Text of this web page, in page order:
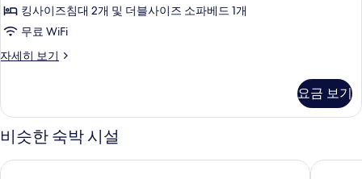
히
보
기
주
방,
바
전
(Ocean
View,
킹사이즈침대 2개 및 더블사이즈 소파베드 1개
무료 WiFi
자세히 보기
빌
2
개,
주
방,
바
요금 보기
비슷한 숙박 시설
쉐라톤 카우아이 리조트 더 로열